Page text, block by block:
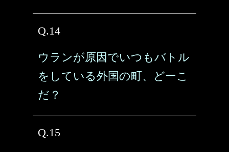
Q.14
ウランが原因でいつもバトル
をしている外国の町、どーこ
だ？
Q.15